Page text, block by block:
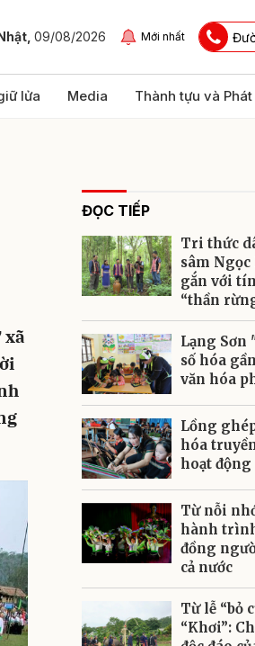
09/08/2026 Mới nhất
lửa Media Thành tựu và
xã
ĐỌC TIẾP
Tri thức
sâm
gắn với
“thần
Lạng Sơn
số hóa
văn hóa
Lồng
hóa
hoạt động
Từ nỗi
hành
đồng
cả nước
Từ lễ “bỏ
“Khơi”:
Gửi